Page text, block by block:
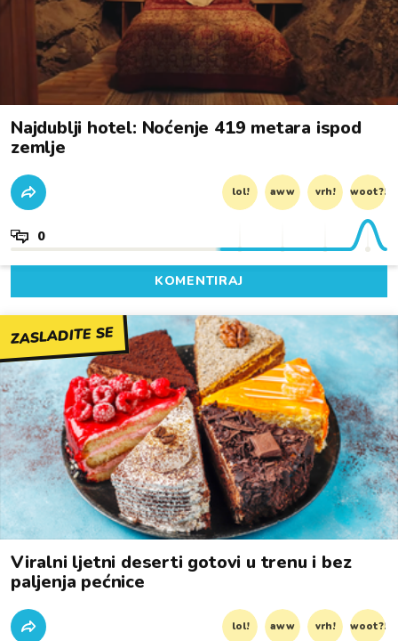
Najdublji hotel: Noćenje 419 metara ispod
zemlje
lol! aww vrh! woot?!
0
KOMENTIRAJ
ZASLADITE SE
Viralni ljetni deserti gotovi u trenu i bez
paljenja pećnice
lol! aww vrh! woot?!